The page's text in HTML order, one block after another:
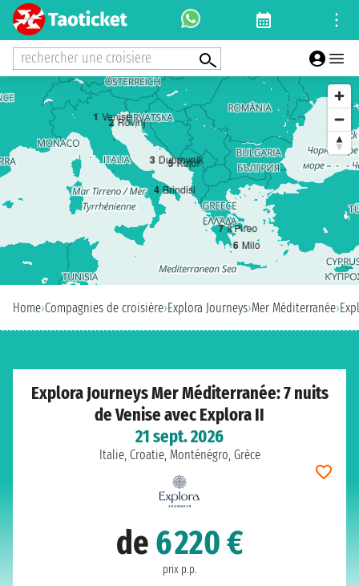
rechercher une croisiere
1 Venise
2 Rovinj
3 Dubrovnik
4 Brindisi
5 Kotor
6 Milo
7 Il Pireo
Home›Compagnies de croisière›Explora Journeys›Mer Méditerranée›
Explora Journeys Mer Méditerranée: 7 nuits
de Venise avec Explora II
21 sept. 2026
Italie, Croatie, Monténégro, Grèce
de 6 220 €
prix p.p.